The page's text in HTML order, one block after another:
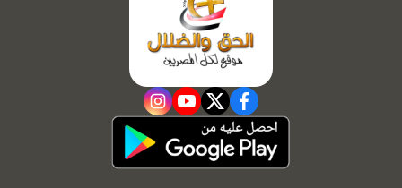
facebook
twitter
youtube
instagram